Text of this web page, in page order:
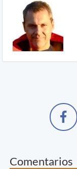
Comentarios